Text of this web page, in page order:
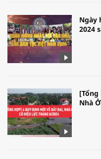
Ngày
2024
Nhà